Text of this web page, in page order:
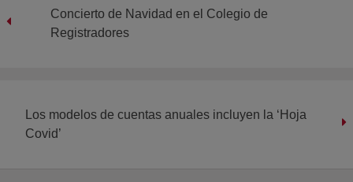
Concierto de Navidad en el Colegio de
Registradores
Los modelos de cuentas anuales incluyen la ‘Hoja
Covid’